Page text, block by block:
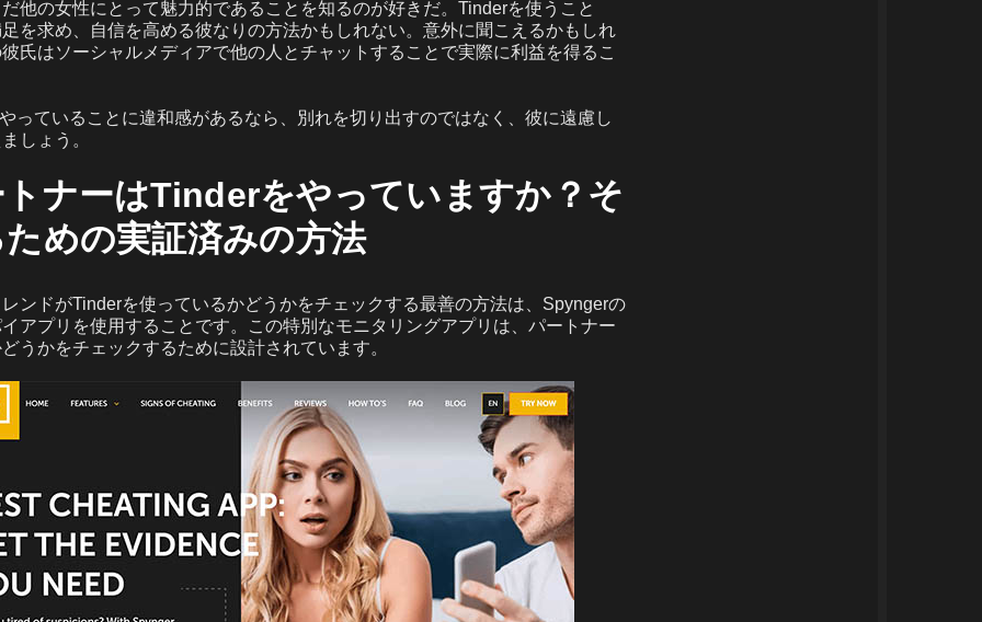
他の女性にとって魅力的であることを知るのが好きだ。Tinderを使うこと
を求め、自信を高める彼なりの方法かもしれない。意外に聞こえるかもしれ
氏はソーシャルメディアで他の人とチャットすることで実際に利益を得るこ
っていることに違和感があるなら、別れを切り出すのではなく、彼に遠慮し
しょう。
ナーはTinderをやっていますか？そ
めの実証済みの方法
ンドがTinderを使っているかどうかをチェックする最善の方法は、Spyngerの
アプリを使用することです。この特別なモニタリングアプリは、パートナー
うかをチェックするために設計されています。